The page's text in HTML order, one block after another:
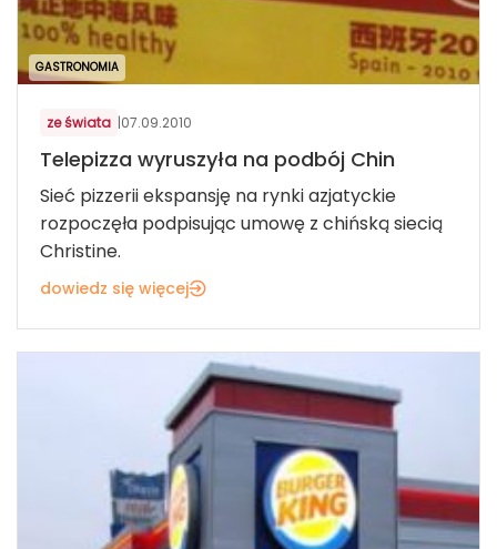
GASTRONOMIA
ze świata |07.09.2010
Telepizza wyruszyła na podbój Chin
Sieć pizzerii ekspansję na rynki azjatyckie
rozpoczęła podpisując umowę z chińską siecią
Christine.
dowiedz się więcej